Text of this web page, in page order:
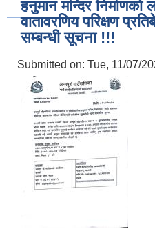
हनुमान मन्दिर निर्माणको
वातावरणिय परिक्षण
सम्बन्धी सूचना !!!
Submitted on: Tue, 11/07/